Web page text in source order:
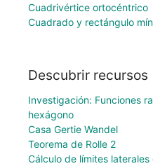
Cuadrivértice ortocéntrico
Cuadrado y rectángulo
Descubrir recursos
Investigación: Funciones
hexágono
Casa Gertie Wandel
Teorema de Rolle 2
Cálculo de límites